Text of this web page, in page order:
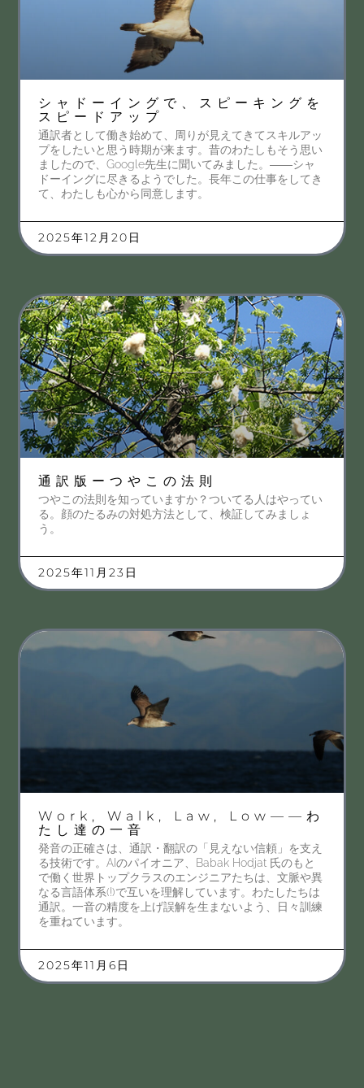
シャドーイングで、スピーキングを
スピードアップ
通訳者として働き始めて、周りが見えてきてスキルアッ
プをしたいと思う時期が来ます。昔のわたしもそう思い
ましたので、Google先生に聞いてみました。――シャ
ドーイングに尽きるようでした。長年この仕事をしてき
て、わたしも心から同意します。
2025年12月20日
通訳版ーつやこの法則
つやこの法則を知っていますか？ついてる人はやってい
る。顔のたるみの対処方法として、検証してみましょ
う。
2025年11月23日
Work, Walk, Law, Low——わ
たし達の一音
発音の正確さは、通訳・翻訳の「見えない信頼」を支え
る技術です。AIのパイオニア、Babak Hodjat 氏のもと
で働く世界トップクラスのエンジニアたちは、文脈や異
なる言語体系(!)で互いを理解しています。わたしたちは
通訳。一音の精度を上げ誤解を生まないよう、日々訓練
を重ねています。
2025年11月6日